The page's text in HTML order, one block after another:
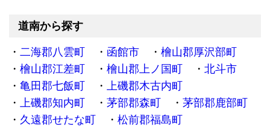
道南から探す
二海郡八雲町 函館市
檜山郡厚沢部町
檜山郡江差町
檜山郡上ノ国町
北斗市
亀田郡七飯町
上磯郡木古内町
上磯郡知内町
茅部郡森町
茅部郡鹿部町
久遠郡せたな町
松前郡福島町